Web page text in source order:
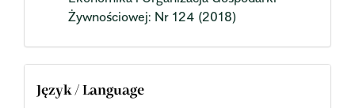
Żywnościowej: Nr 124 (2018)
Język / Language